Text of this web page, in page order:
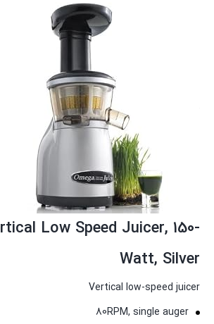
Low Speed Juicer, 150-
Watt, Silver
Vertical low-speed juicer
80RPM, single auger